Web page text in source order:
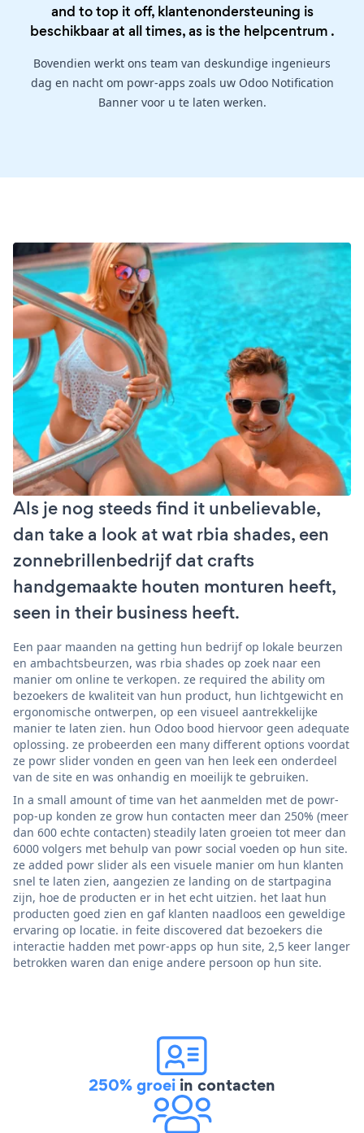
and to top it off, klantenondersteuning is
beschikbaar at all times, as is the helpcentrum .
Bovendien werkt ons team van deskundige ingenieurs
dag en nacht om powr-apps zoals uw Odoo Notification
Banner voor u te laten werken.
Als je nog steeds find it unbelievable,
dan take a look at wat rbia shades, een
zonnebrillenbedrijf dat crafts
handgemaakte houten monturen heeft,
seen in their business heeft.
Een paar maanden na getting hun bedrijf op lokale beurzen
en ambachtsbeurzen, was rbia shades op zoek naar een
manier om online te verkopen. ze required the ability om
bezoekers de kwaliteit van hun product, hun lichtgewicht en
ergonomische ontwerpen, op een visueel aantrekkelijke
manier te laten zien. hun Odoo bood hiervoor geen adequate
oplossing. ze probeerden een many different options voordat
ze powr slider vonden en geen van hen leek een onderdeel
van de site en was onhandig en moeilijk te gebruiken.
In a small amount of time van het aanmelden met de powr-
pop-up konden ze grow hun contacten meer dan 250% (meer
dan 600 echte contacten) steadily laten groeien tot meer dan
6000 volgers met behulp van powr social voeden op hun site.
ze added powr slider als een visuele manier om hun klanten
snel te laten zien, aangezien ze landing on de startpagina
zijn, hoe de producten er in het echt uitzien. het laat hun
producten goed zien en gaf klanten naadloos een geweldige
ervaring op locatie. in feite discovered dat bezoekers die
interactie hadden met powr-apps op hun site, 2,5 keer langer
betrokken waren dan enige andere persoon op hun site.
250% groei in contacten